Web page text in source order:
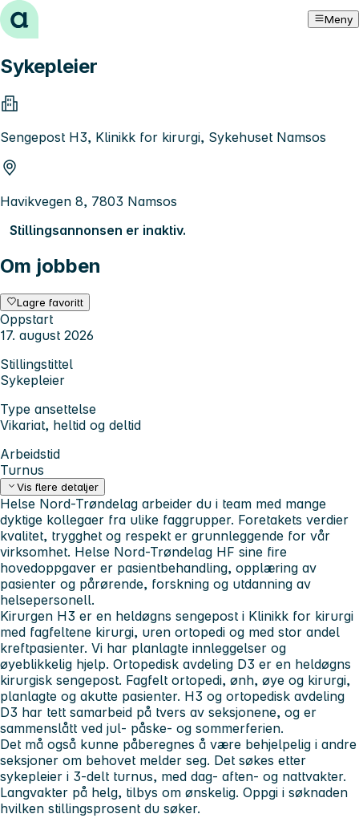
Hopp til innhold Meny
Sykepleier
Sengepost H3, Klinikk for kirurgi, Sykehuset Namsos
Havikvegen 8, 7803 Namsos
Stillingsannonsen er inaktiv.
Om jobben
Lagre favoritt
Oppstart
17. august 2026
Stillingstittel
Sykepleier
Type ansettelse
Vikariat, heltid og deltid
Arbeidstid
Turnus
Vis flere detaljer
Helse Nord-Trøndelag arbeider du i team med mange
dyktige kollegaer fra ulike faggrupper. Foretakets verdier
kvalitet, trygghet og respekt er grunnleggende for vår
virksomhet. Helse Nord-Trøndelag HF sine fire
hovedoppgaver er pasientbehandling, opplæring av
pasienter og pårørende, forskning og utdanning av
helsepersonell.
Kirurgen H3 er en heldøgns sengepost i Klinikk for kirurgi
med fagfeltene kirurgi, uren ortopedi og med stor andel
kreftpasienter. Vi har planlagte innleggelser og
øyeblikkelig hjelp. Ortopedisk avdeling D3 er en heldøgns
kirurgisk sengepost. Fagfelt ortopedi, ønh, øye og kirurgi,
planlagte og akutte pasienter. H3 og ortopedisk avdeling
D3 har tett samarbeid på tvers av seksjonene, og er
sammenslått ved jul- påske- og sommerferien.
Det må også kunne påberegnes å være behjelpelig i andre
seksjoner om behovet melder seg. Det søkes etter
sykepleier i 3-delt turnus, med dag- aften- og nattvakter.
Langvakter på helg, tilbys om ønskelig. Oppgi i søknaden
hvilken stillingsprosent du søker.